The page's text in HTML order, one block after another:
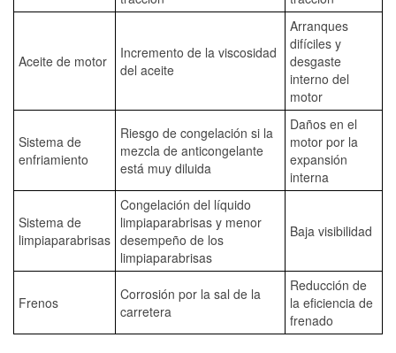
Aceite de motor
Incremento de la viscosidad
del aceite
Arranques
difíciles y
desgaste
interno del
motor
Sistema de
enfriamiento
Riesgo de congelación si la
mezcla de anticongelante
está muy diluida
Daños en el
motor por la
expansión
interna
Sistema de
limpiaparabrisas
Congelación del líquido
limpiaparabrisas y menor
desempeño de los
limpiaparabrisas
Baja visibilidad
Frenos
Corrosión por la sal de la
carretera
Reducción de
la eficiencia de
frenado